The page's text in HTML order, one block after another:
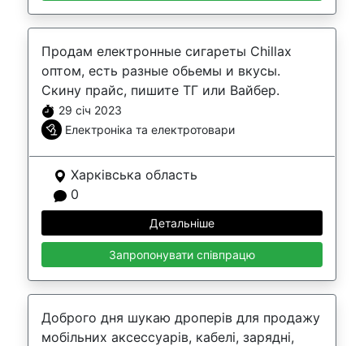
Продам електронные сигареты Chillax
оптом, есть разные обьемы и вкусы.
Скину прайс, пишите ТГ или Вайбер.
29 січ 2023
Електроніка та електротовари
Харківська область
0
Детальніше
Запропонувати співпрацю
Доброго дня шукаю дроперів для продажу
мобільних аксессуарів, кабелі, зарядні,